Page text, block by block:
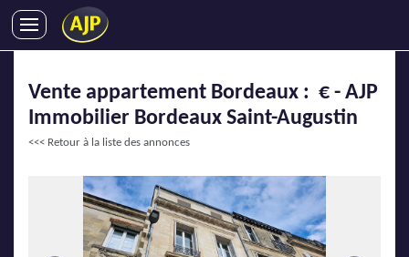
VENTES
LOCATIONS
GESTION LOCATIVE
IMMOBILIER NEUF
Vente appartement Bordeaux : € - AJP
Immobilier Bordeaux Saint-Augustin
<<< Retour à la liste des annonces